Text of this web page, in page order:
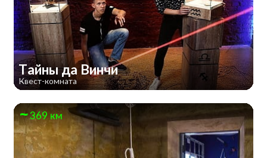
Тайны да Винчи
Квест-комната
369 км